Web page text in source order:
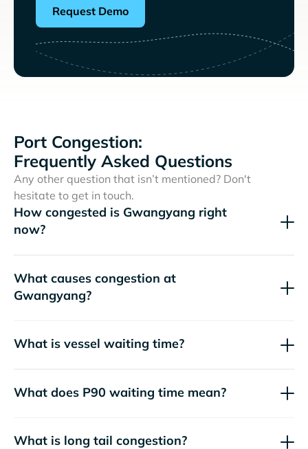
Request Demo
Port Congestion:
Frequently Asked Questions
Any other question that isn’t mentioned? Don't
hesitate to get in touch.
How congested is Gwangyang right
now?
What causes congestion at
Gwangyang?
What is vessel waiting time?
What does P90 waiting time mean?
What is long tail congestion?